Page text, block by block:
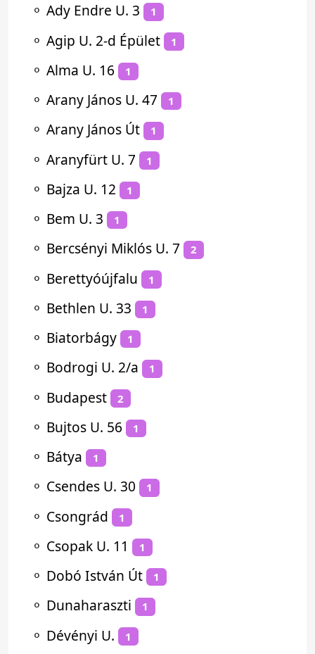
⚬ Ady Endre U. 3 1
⚬ Agip U. 2-d Épület 1
⚬ Alma U. 16 1
⚬ Arany János U. 47 1
⚬ Arany János Út 1
⚬ Aranyfürt U. 7 1
⚬ Bajza U. 12 1
⚬ Bem U. 3 1
⚬ Bercsényi Miklós U. 7 2
⚬ Berettyóújfalu 1
⚬ Bethlen U. 33 1
⚬ Biatorbágy 1
⚬ Bodrogi U. 2/a 1
⚬ Budapest 2
⚬ Bujtos U. 56 1
⚬ Bátya 1
⚬ Csendes U. 30 1
⚬ Csongrád 1
⚬ Csopak U. 11 1
⚬ Dobó István Út 1
⚬ Dunaharaszti 1
⚬ Dévényi U. 1